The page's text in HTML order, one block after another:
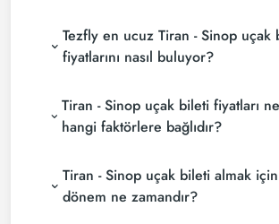
Tezfly en ucuz Tiran - Sinop uçak
fiyatlarını nasıl buluyor?
bulmak için tur operatörleri, büyük
siteleri (konsolidatörler) ve yüzlerce
sitesini aramaktadır. Tezfly sitesinde
Tiran - Sinop uçak biletlerini bulup
un uygun biletini seçebilirsin.
Tiran - Sinop uçak bileti fiyatları
hangi faktörlere bağlıdır?
seyahat tarihlerinize, bilet sınıfınıza ve
yapılan döneme göre değişiklik
Tiran - Sinop uçak bileti almak
dönem ne zamandır?